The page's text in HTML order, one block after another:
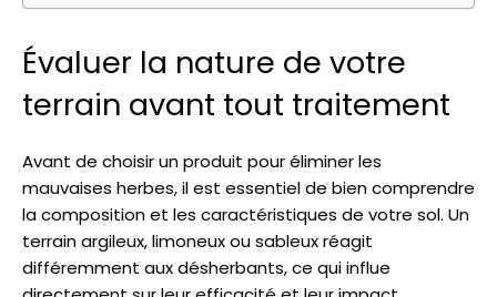
Évaluer la nature de votre
terrain avant tout traitement
Avant de choisir un produit pour éliminer les
mauvaises herbes, il est essentiel de bien comprendre
la composition et les caractéristiques de votre sol. Un
terrain argileux, limoneux ou sableux réagit
différemment aux désherbants, ce qui influe